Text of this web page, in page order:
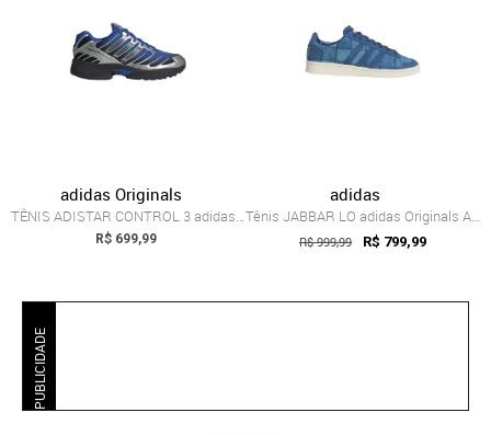
adidas Originals
TÊNIS ADISTAR CONTROL 3 adidas Originals Azul
R$ 699,99
adidas
Tênis JABBAR LO adidas Originals Azul
R$ 999,99 R$ 799,99
PUBLICIDADE